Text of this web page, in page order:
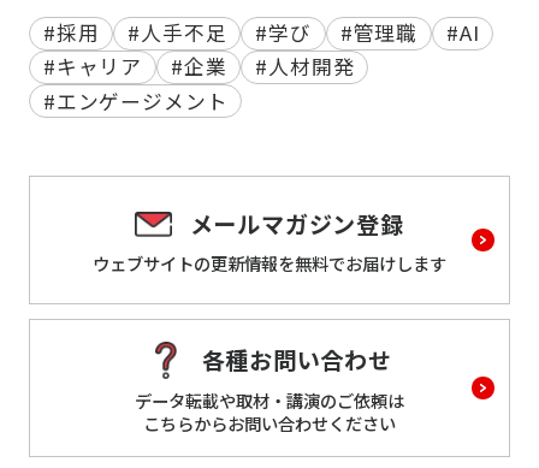
#採用 #人手不足 #学び #管理職
#AI
#キャリア
#企業
#人材開発
#エンゲージメント
メールマガジン登録
ウェブサイトの更新情報を無料でお届けします
各種お問い合わせ
データ転載や取材・講演のご依頼は
こちらからお問い合わせください